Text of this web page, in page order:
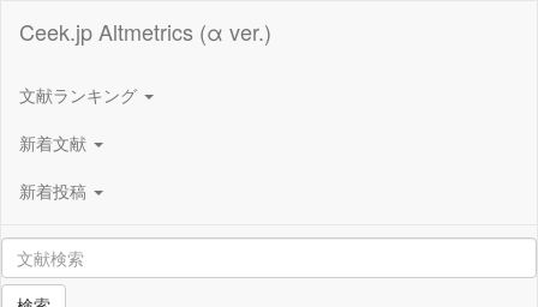
Ceek.jp Altmetrics (α ver.)
文献ランキング
新着文献
新着投稿